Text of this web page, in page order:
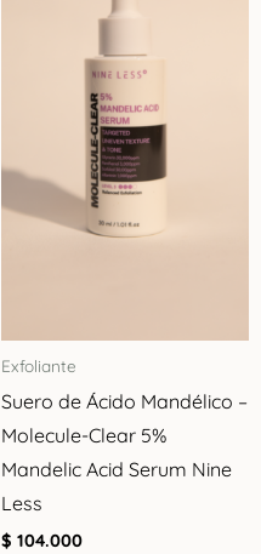
Exfoliante
Suero de Ácido Mandélico –
Molecule-Clear 5%
Mandelic Acid Serum Nine
Less
$ 104.000